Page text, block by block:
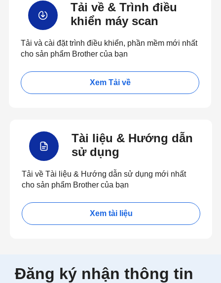
Tải về & Trình điều
khiển máy scan
Tải và cài đặt trình điều khiển, phần mềm mới nhất
cho sản phẩm Brother của bạn
Xem Tải về
Tài liệu & Hướng dẫn
sử dụng
Tải về Tài liệu & Hướng dẫn sử dụng mới nhất
cho sản phẩm Brother của bạn
Xem tài liệu
Đăng ký nhận thông tin